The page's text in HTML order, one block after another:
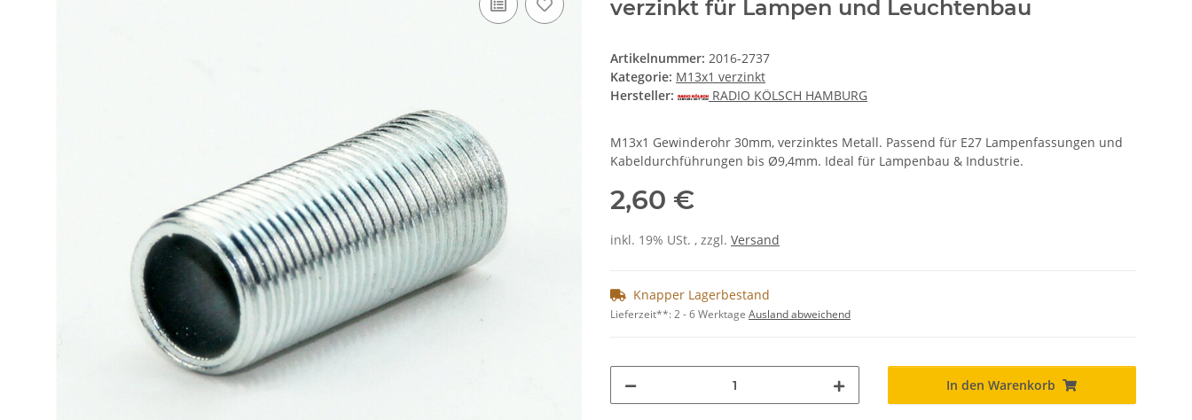
verzinkt für Lampen und Leuchtenbau
Artikelnummer: 2016-2737
Kategorie: M13x1 verzinkt
Hersteller:
RADIO KÖLSCH HAMBURG
M13x1 Gewinderohr 30mm, verzinktes Metall. Passend für E27 Lampenfassungen und
Kabeldurchführungen bis Ø9,4mm. Ideal für Lampenbau & Industrie.
2,60 €
inkl. 19% USt. , zzgl. Versand
Knapper Lagerbestand
Lieferzeit**:2 - 6 Werktage Ausland abweichend
In den Warenkorb